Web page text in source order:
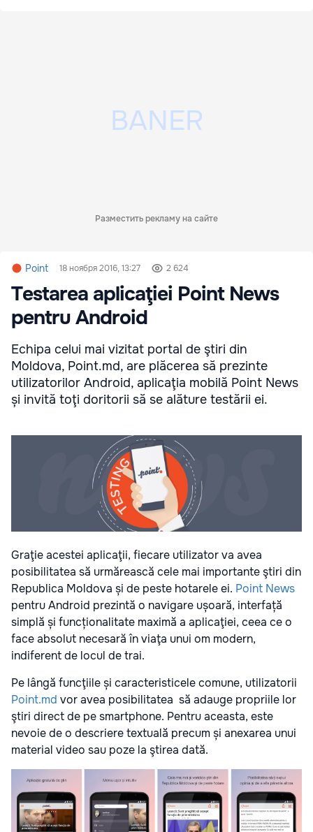
Разместить рекламу на сайте
Point 18 ноября 2016, 13:27 2 624
Testarea aplicaţiei Point News
pentru Android
Echipa celui mai vizitat portal de ştiri din
Moldova, Point.md, are plăcerea să prezinte
utilizatorilor Android, aplicaţia mobilă Point News
și invită toţi doritorii să se alăture testării ei.
Graţie acestei aplicaţii, fiecare utilizator va avea
posibilitatea să urmărească cele mai importante ştiri din
Republica Moldova și de peste hotarele ei. Point News
pentru Android prezintă o navigare ușoară, interfață
simplă și funcționalitate maximă a aplicaţiei, ceea ce o
face absolut necesară în viaţa unui om modern,
indiferent de locul de trai.
Pe lângă funcţiile și caracteristicele comune, utilizatorii
Point.md vor avea posibilitatea să adauge propriile lor
ştiri direct de pe smartphone. Pentru aceasta, este
nevoie de o descriere textuală precum și anexarea unui
material video sau poze la ştirea dată.